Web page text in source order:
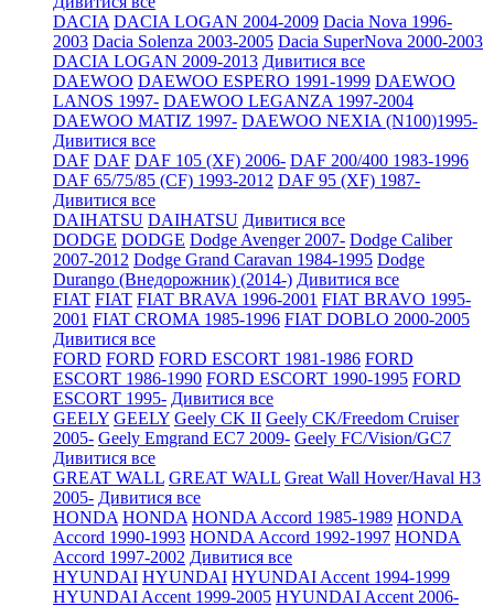
DACIA DACIA LOGAN 2004-2009 Dacia Nova 1996-
2003 Dacia Solenza 2003-2005 Dacia SuperNova 2000-2003
DACIA LOGAN 2009-2013 Дивитися все
DAEWOO DAEWOO ESPERO 1991-1999 DAEWOO
LANOS 1997- DAEWOO LEGANZA 1997-2004
DAEWOO MATIZ 1997- DAEWOO NEXIA (N100)1995-
Дивитися все
DAF DAF DAF 105 (XF) 2006- DAF 200/400 1983-1996
DAF 65/75/85 (CF) 1993-2012 DAF 95 (XF) 1987-
Дивитися все
DAIHATSU DAIHATSU Дивитися все
DODGE DODGE Dodge Avenger 2007- Dodge Caliber
2007-2012 Dodge Grand Caravan 1984-1995 Dodge
Durango (Внедорожник) (2014-) Дивитися все
FIAT FIAT FIAT BRAVA 1996-2001 FIAT BRAVO 1995-
2001 FIAT CROMA 1985-1996 FIAT DOBLO 2000-2005
Дивитися все
FORD FORD FORD ESCORT 1981-1986 FORD
ESCORT 1986-1990 FORD ESCORT 1990-1995 FORD
ESCORT 1995- Дивитися все
GEELY GEELY Geely CK II Geely CK/Freedom Cruiser
2005- Geely Emgrand EC7 2009- Geely FC/Vision/GC7
Дивитися все
GREAT WALL GREAT WALL Great Wall Hover/Haval H3
2005- Дивитися все
HONDA HONDA HONDA Accord 1985-1989 HONDA
Accord 1990-1993 HONDA Accord 1992-1997 HONDA
Accord 1997-2002 Дивитися все
HYUNDAI HYUNDAI HYUNDAI Accent 1994-1999
HYUNDAI Accent 1999-2005 HYUNDAI Accent 2006-